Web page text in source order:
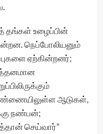
தங்கள் உழைப்பின்
நெப்போலியனும்
ஏற்கின்றனர்;
ஆடுகள்,
நண்பன்;
செய்வார்”